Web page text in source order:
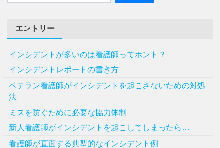
エントリー
インシデントが多いのは看護師ってホント？
インシデントレポートの書き方
ベテラン看護師がインシデントを起こさないための対処
法
ミスを防ぐために必要な協力体制
新人看護師がインシデントを起こしてしまったら…
看護師が直面する典型的なインシデント例